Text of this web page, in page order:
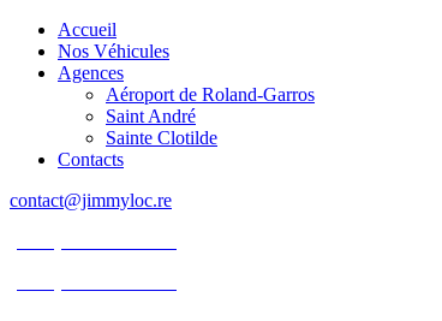
Accueil
Nos Véhicules
Agences
Aéroport de Roland-Garros
Saint André
Sainte Clotilde
Contacts
contact@jimmyloc.re